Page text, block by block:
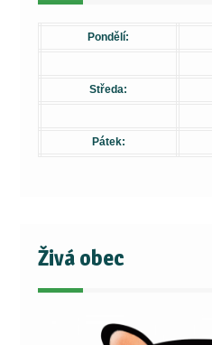
Pondělí:
Středa:
Pátek:
Živá obec